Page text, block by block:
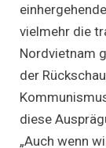
vielmehr die
Nordvietnam
der
diese
„Auch wenn